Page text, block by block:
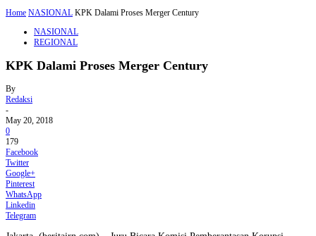
Home NASIONAL KPK Dalami Proses Merger Century
NASIONAL
REGIONAL
KPK Dalami Proses Merger Century
By
Redaksi
-
May 20, 2018
0
179
Facebook
Twitter
Google+
Pinterest
WhatsApp
Linkedin
Telegram